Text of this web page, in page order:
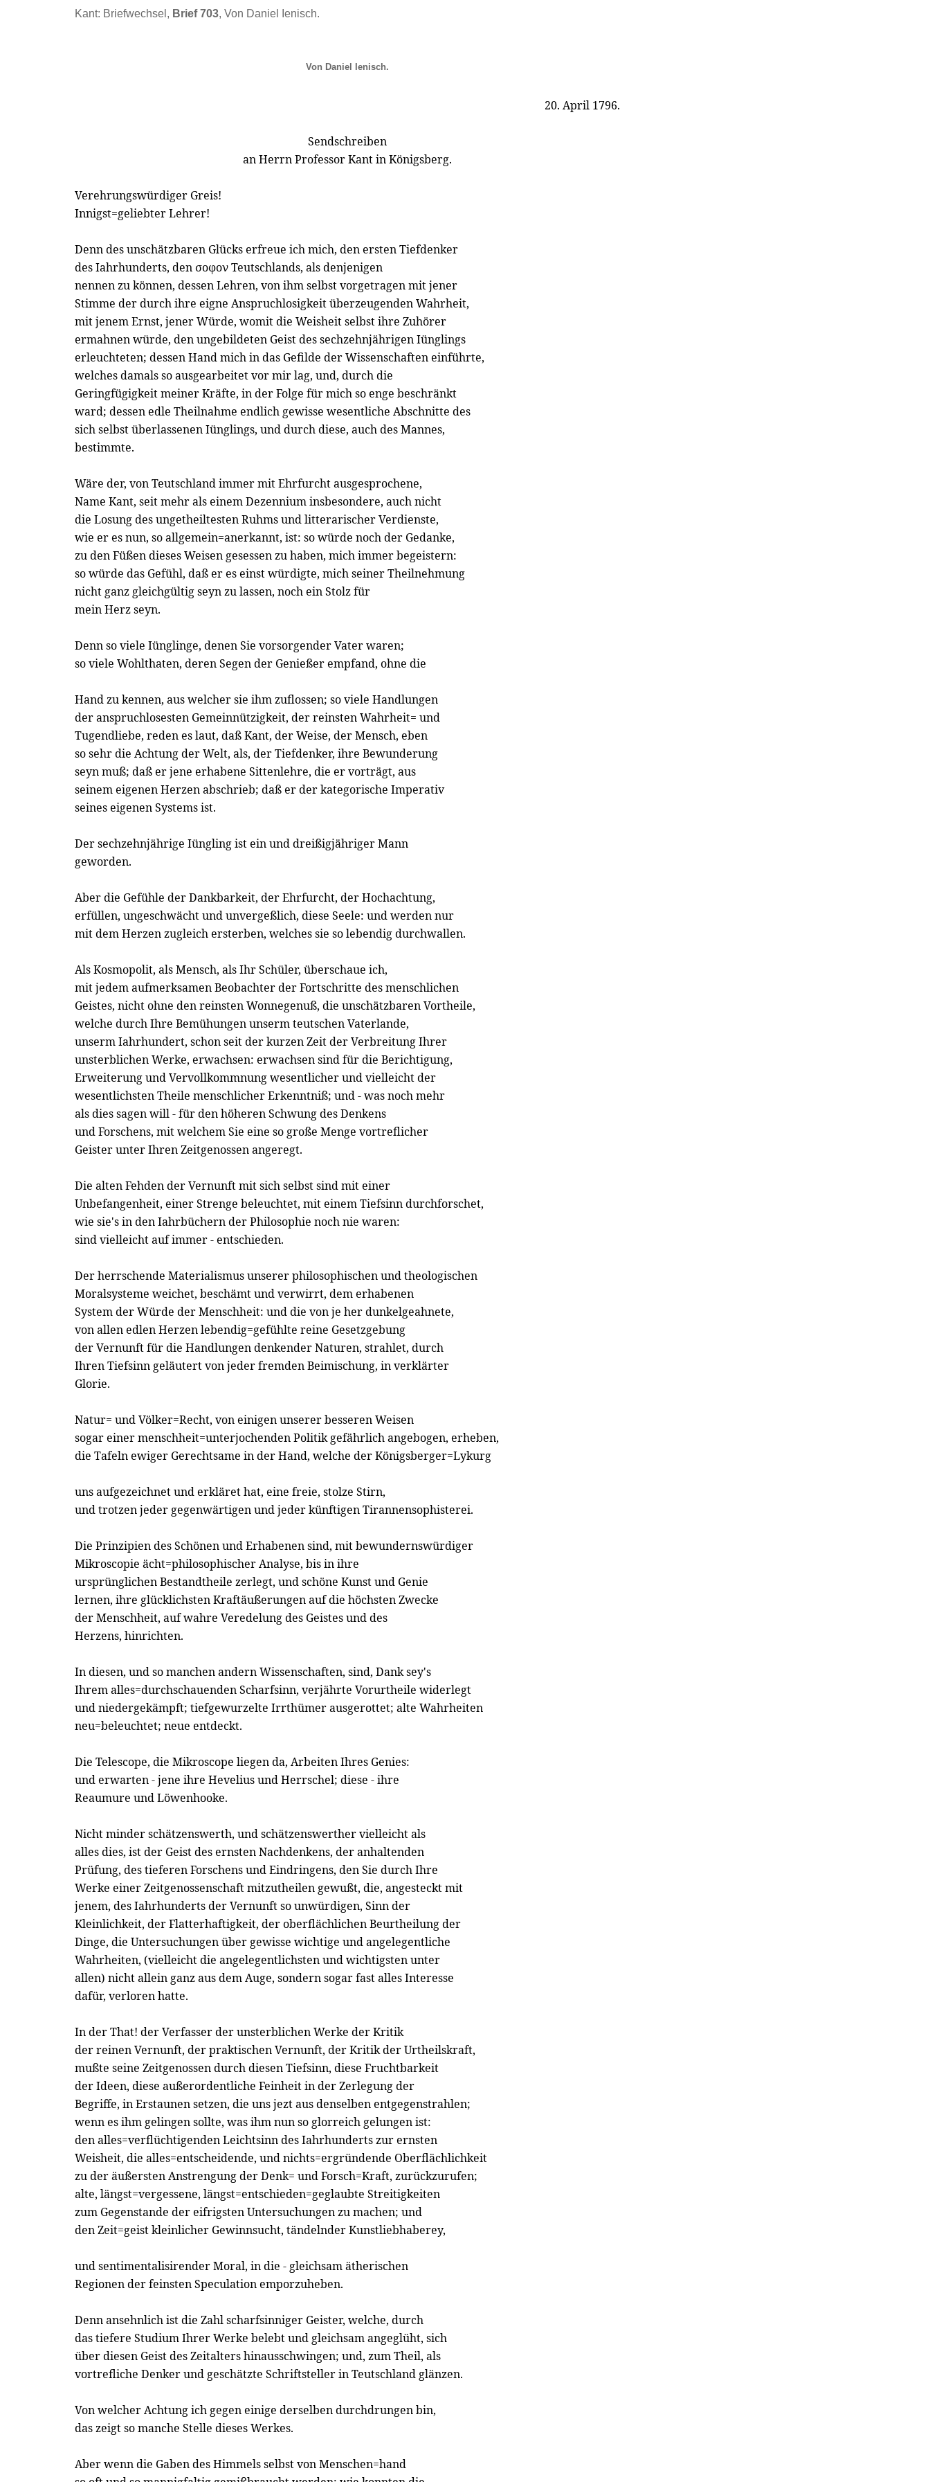
Kant: Briefwechsel, Brief 703, Von Daniel Ienisch.
Von Daniel Ienisch.
20. April 1796.
Sendschreiben
an Herrn Professor Kant in Königsberg.
Verehrungswürdiger Greis!
Innigst=geliebter Lehrer!
Denn des unschätzbaren Glücks erfreue ich mich, den ersten Tiefdenker
des Iahrhunderts, den σοφον Teutschlands, als denjenigen
nennen zu können, dessen Lehren, von ihm selbst vorgetragen mit jener
Stimme der durch ihre eigne Anspruchlosigkeit überzeugenden Wahrheit,
mit jenem Ernst, jener Würde, womit die Weisheit selbst ihre Zuhörer
ermahnen würde, den ungebildeten Geist des sechzehnjährigen Iünglings
erleuchteten; dessen Hand mich in das Gefilde der Wissenschaften einführte,
welches damals so ausgearbeitet vor mir lag, und, durch die
Geringfügigkeit meiner Kräfte, in der Folge für mich so enge beschränkt
ward; dessen edle Theilnahme endlich gewisse wesentliche Abschnitte des
sich selbst überlassenen Iünglings, und durch diese, auch des Mannes,
bestimmte.
Wäre der, von Teutschland immer mit Ehrfurcht ausgesprochene,
Name Kant, seit mehr als einem Dezennium insbesondere, auch nicht
die Losung des ungetheiltesten Ruhms und litterarischer Verdienste,
wie er es nun, so allgemein=anerkannt, ist: so würde noch der Gedanke,
zu den Füßen dieses Weisen gesessen zu haben, mich immer begeistern:
so würde das Gefühl, daß er es einst würdigte, mich seiner Theilnehmung
nicht ganz gleichgültig seyn zu lassen, noch ein Stolz für
mein Herz seyn.
Denn so viele Iünglinge, denen Sie vorsorgender Vater waren;
so viele Wohlthaten, deren Segen der Genießer empfand, ohne die
Hand zu kennen, aus welcher sie ihm zuflossen; so viele Handlungen
der anspruchlosesten Gemeinnützigkeit, der reinsten Wahrheit= und
Tugendliebe, reden es laut, daß Kant, der Weise, der Mensch, eben
so sehr die Achtung der Welt, als, der Tiefdenker, ihre Bewunderung
seyn muß; daß er jene erhabene Sittenlehre, die er vorträgt, aus
seinem eigenen Herzen abschrieb; daß er der kategorische Imperativ
seines eigenen Systems ist.
Der sechzehnjährige Iüngling ist ein und dreißigjähriger Mann
geworden.
Aber die Gefühle der Dankbarkeit, der Ehrfurcht, der Hochachtung,
erfüllen, ungeschwächt und unvergeßlich, diese Seele: und werden nur
mit dem Herzen zugleich ersterben, welches sie so lebendig durchwallen.
Als Kosmopolit, als Mensch, als Ihr Schüler, überschaue ich,
mit jedem aufmerksamen Beobachter der Fortschritte des menschlichen
Geistes, nicht ohne den reinsten Wonnegenuß, die unschätzbaren Vortheile,
welche durch Ihre Bemühungen unserm teutschen Vaterlande,
unserm Iahrhundert, schon seit der kurzen Zeit der Verbreitung Ihrer
unsterblichen Werke, erwachsen: erwachsen sind für die Berichtigung,
Erweiterung und Vervollkommnung wesentlicher und vielleicht der
wesentlichsten Theile menschlicher Erkenntniß; und - was noch mehr
als dies sagen will - für den höheren Schwung des Denkens
und Forschens, mit welchem Sie eine so große Menge vortreflicher
Geister unter Ihren Zeitgenossen angeregt.
Die alten Fehden der Vernunft mit sich selbst sind mit einer
Unbefangenheit, einer Strenge beleuchtet, mit einem Tiefsinn durchforschet,
wie sie's in den Iahrbüchern der Philosophie noch nie waren:
sind vielleicht auf immer - entschieden.
Der herrschende Materialismus unserer philosophischen und theologischen
Moralsysteme weichet, beschämt und verwirrt, dem erhabenen
System der Würde der Menschheit: und die von je her dunkelgeahnete,
von allen edlen Herzen lebendig=gefühlte reine Gesetzgebung
der Vernunft für die Handlungen denkender Naturen, strahlet, durch
Ihren Tiefsinn geläutert von jeder fremden Beimischung, in verklärter
Glorie.
Natur= und Völker=Recht, von einigen unserer besseren Weisen
sogar einer menschheit=unterjochenden Politik gefährlich angebogen, erheben,
die Tafeln ewiger Gerechtsame in der Hand, welche der Königsberger=Lykurg
uns aufgezeichnet und erkläret hat, eine freie, stolze Stirn,
und trotzen jeder gegenwärtigen und jeder künftigen Tirannensophisterei.
Die Prinzipien des Schönen und Erhabenen sind, mit bewundernswürdiger
Mikroscopie ächt=philosophischer Analyse, bis in ihre
ursprünglichen Bestandtheile zerlegt, und schöne Kunst und Genie
lernen, ihre glücklichsten Kraftäußerungen auf die höchsten Zwecke
der Menschheit, auf wahre Veredelung des Geistes und des
Herzens, hinrichten.
In diesen, und so manchen andern Wissenschaften, sind, Dank sey's
Ihrem alles=durchschauenden Scharfsinn, verjährte Vorurtheile widerlegt
und niedergekämpft; tiefgewurzelte Irrthümer ausgerottet; alte Wahrheiten
neu=beleuchtet; neue entdeckt.
Die Telescope, die Mikroscope liegen da, Arbeiten Ihres Genies:
und erwarten - jene ihre Hevelius und Herrschel; diese - ihre
Reaumure und Löwenhooke.
Nicht minder schätzenswerth, und schätzenswerther vielleicht als
alles dies, ist der Geist des ernsten Nachdenkens, der anhaltenden
Prüfung, des tieferen Forschens und Eindringens, den Sie durch Ihre
Werke einer Zeitgenossenschaft mitzutheilen gewußt, die, angesteckt mit
jenem, des Iahrhunderts der Vernunft so unwürdigen, Sinn der
Kleinlichkeit, der Flatterhaftigkeit, der oberflächlichen Beurtheilung der
Dinge, die Untersuchungen über gewisse wichtige und angelegentliche
Wahrheiten, (vielleicht die angelegentlichsten und wichtigsten unter
allen) nicht allein ganz aus dem Auge, sondern sogar fast alles Interesse
dafür, verloren hatte.
In der That! der Verfasser der unsterblichen Werke der Kritik
der reinen Vernunft, der praktischen Vernunft, der Kritik der Urtheilskraft,
mußte seine Zeitgenossen durch diesen Tiefsinn, diese Fruchtbarkeit
der Ideen, diese außerordentliche Feinheit in der Zerlegung der
Begriffe, in Erstaunen setzen, die uns jezt aus denselben entgegenstrahlen;
wenn es ihm gelingen sollte, was ihm nun so glorreich gelungen ist:
den alles=verflüchtigenden Leichtsinn des Iahrhunderts zur ernsten
Weisheit, die alles=entscheidende, und nichts=ergründende Oberflächlichkeit
zu der äußersten Anstrengung der Denk= und Forsch=Kraft, zurückzurufen;
alte, längst=vergessene, längst=entschieden=geglaubte Streitigkeiten
zum Gegenstande der eifrigsten Untersuchungen zu machen; und
den Zeit=geist kleinlicher Gewinnsucht, tändelnder Kunstliebhaberey,
und sentimentalisirender Moral, in die - gleichsam ätherischen
Regionen der feinsten Speculation emporzuheben.
Denn ansehnlich ist die Zahl scharfsinniger Geister, welche, durch
das tiefere Studium Ihrer Werke belebt und gleichsam angeglüht, sich
über diesen Geist des Zeitalters hinausschwingen; und, zum Theil, als
vortrefliche Denker und geschätzte Schriftsteller in Teutschland glänzen.
Von welcher Achtung ich gegen einige derselben durchdrungen bin,
das zeigt so manche Stelle dieses Werkes.
Aber wenn die Gaben des Himmels selbst von Menschen=hand